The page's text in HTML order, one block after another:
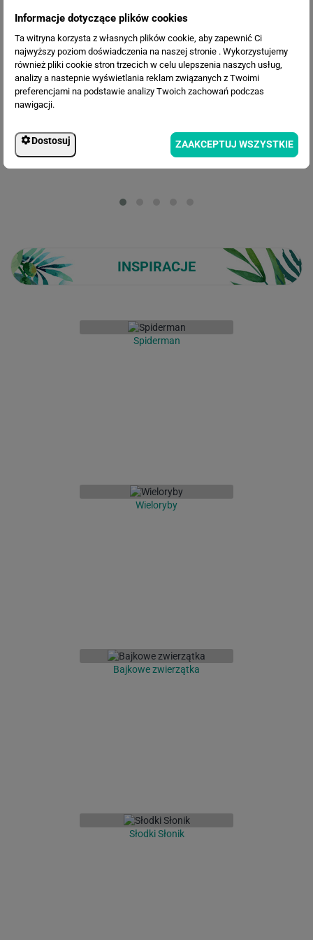
OPIS ZDJĘCIA
WIZUALIZACJE PRODUKTU
INSPIRACJE
Spiderman
Wieloryby
Bajkowe zwierzątka
Słodki Słonik
Informacje dotyczące plików cookies
Ta witryna korzysta z własnych plików cookie, aby zapewnić Ci
najwyższy poziom doświadczenia na naszej stronie . Wykorzystujemy
również pliki cookie stron trzecich w celu ulepszenia naszych usług,
analizy a nastepnie wyświetlania reklam związanych z Twoimi
preferencjami na podstawie analizy Twoich zachowań podczas
nawigacji.
Dostosuj ZAAKCEPTUJ WSZYSTKIE